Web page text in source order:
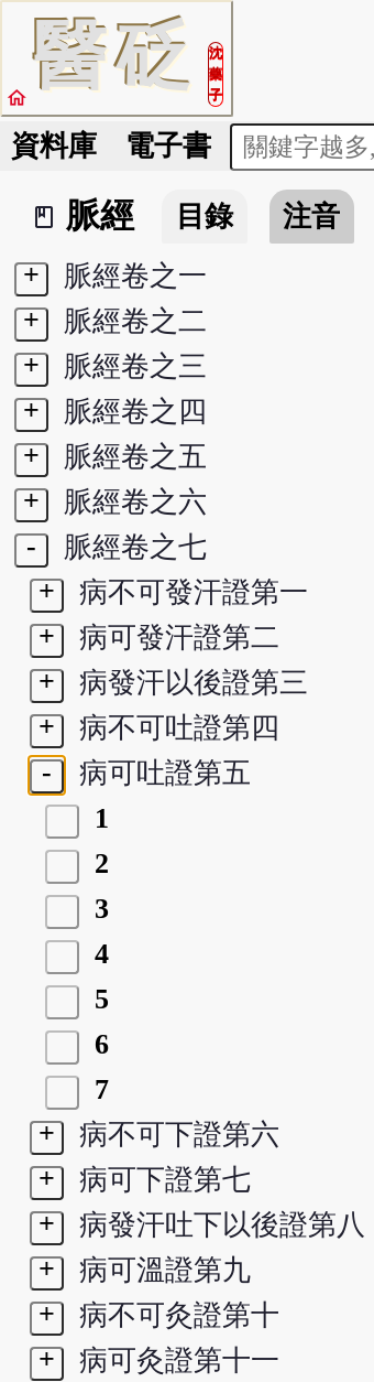
醫砭
沈
藥
子
home
資料庫 電子書
book_2
脈經 目錄 注音
+
脈經卷之一
+
脈經卷之二
+
脈經卷之三
+
脈經卷之四
+
脈經卷之五
+
脈經卷之六
-
脈經卷之七
+
病不可發汗證第一
+
病可發汗證第二
+
病發汗以後證第三
+
病不可吐證第四
-
病可吐證第五
1
2
3
4
5
6
7
+
病不可下證第六
+
病可下證第七
+
病發汗吐下以後證第八
+
病可溫證第九
+
病不可灸證第十
+
病可灸證第十一